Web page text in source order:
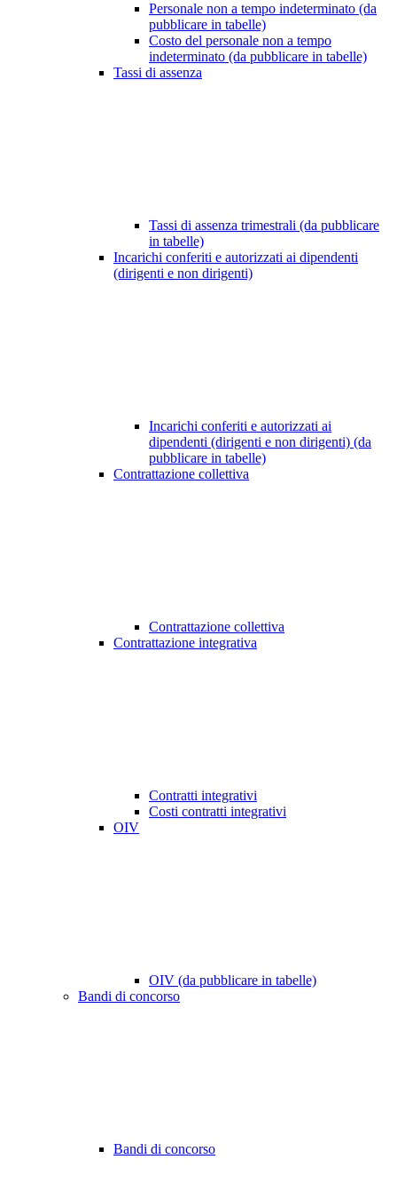
Personale non a tempo indeterminato (da
pubblicare in tabelle)
Costo del personale non a tempo
indeterminato (da pubblicare in tabelle)
Tassi di assenza
Tassi di assenza trimestrali (da pubblicare
in tabelle)
Incarichi conferiti e autorizzati ai dipendenti
(dirigenti e non dirigenti)
Incarichi conferiti e autorizzati ai
dipendenti (dirigenti e non dirigenti) (da
pubblicare in tabelle)
Contrattazione collettiva
Contrattazione collettiva
Contrattazione integrativa
Contratti integrativi
Costi contratti integrativi
OIV
OIV (da pubblicare in tabelle)
Bandi di concorso
Bandi di concorso